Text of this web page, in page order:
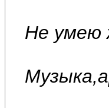
Не умею